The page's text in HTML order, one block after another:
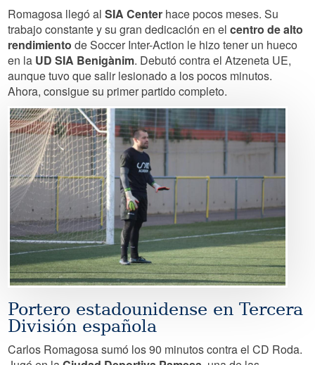
Romagosa llegó alSIA Center hace pocos meses. Su
trabajo constante y su gran dedicación en elcentro de alto
rendimiento de Soccer Inter-Action le hizo tener un hueco
en la UD SIA Benigànim. Debutó contra el Atzeneta UE,
aunque tuvo que salir lesionado a los pocos minutos.
Ahora, consigue su primer partido completo.
Image
Portero estadounidense en Tercera
División española
Carlos Romagosa sumó los 90 minutos contra el CD Roda.